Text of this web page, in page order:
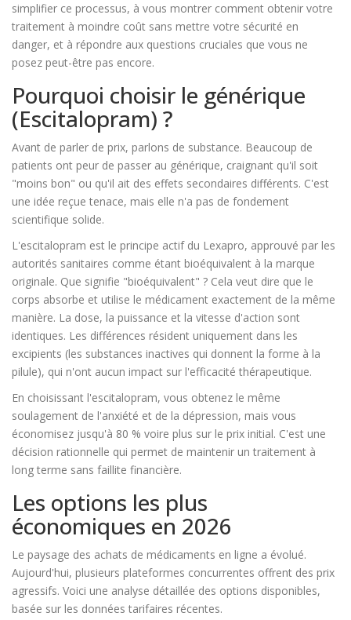
simplifier ce processus, à vous montrer comment obtenir votre
traitement à moindre coût sans mettre votre sécurité en
danger, et à répondre aux questions cruciales que vous ne
posez peut-être pas encore.
Pourquoi choisir le générique
(Escitalopram) ?
Avant de parler de prix, parlons de substance. Beaucoup de
patients ont peur de passer au générique, craignant qu'il soit
"moins bon" ou qu'il ait des effets secondaires différents. C'est
une idée reçue tenace, mais elle n'a pas de fondement
scientifique solide.
L'escitalopram est le principe actif du Lexapro, approuvé par les
autorités sanitaires comme étant bioéquivalent à la marque
originale. Que signifie "bioéquivalent" ? Cela veut dire que le
corps absorbe et utilise le médicament exactement de la même
manière. La dose, la puissance et la vitesse d'action sont
identiques. Les différences résident uniquement dans les
excipients (les substances inactives qui donnent la forme à la
pilule), qui n'ont aucun impact sur l'efficacité thérapeutique.
En choisissant l'escitalopram, vous obtenez le même
soulagement de l'anxiété et de la dépression, mais vous
économisez jusqu'à 80 % voire plus sur le prix initial. C'est une
décision rationnelle qui permet de maintenir un traitement à
long terme sans faillite financière.
Les options les plus
économiques en 2026
Le paysage des achats de médicaments en ligne a évolué.
Aujourd'hui, plusieurs plateformes concurrentes offrent des prix
agressifs. Voici une analyse détaillée des options disponibles,
basée sur les données tarifaires récentes.